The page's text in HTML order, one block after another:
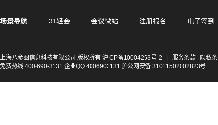
场景导航 31轻会 会议微站 注册报名 电子签到
上海八彦图信息科技有限公司 版权所有 沪ICP备10004253号-2 服务条款
隐私
免费热线:400-690-3131 企业QQ:4006903131 沪公网安备 31011502002823号